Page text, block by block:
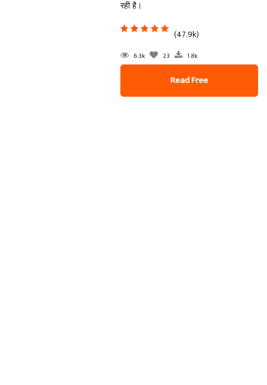
रही है।
(47.9k)
6.3k 23 1.8k
Read Free